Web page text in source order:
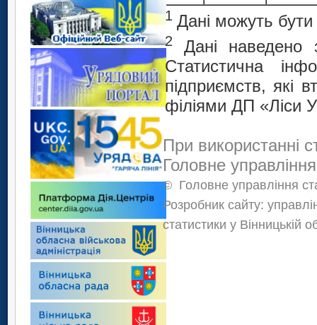
1 Дані можуть бути
2 Дані наведено
Статистична
підприємств, які
філіями ДП «Ліси
При використанні
Головне
© Головне управління
Розробник сайту:
статистики у Вінницькій